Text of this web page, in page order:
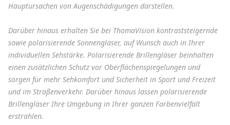
Hauptursachen von Augenschädigungen darstellen.
Darüber hinaus erhalten Sie bei ThomaVision kontraststeigernde
sowie polarisierende Sonnengläser, auf Wunsch auch in Ihrer
individuellen Sehstärke. Polarisierende Brillengläser beinhalten
einen zusätzlichen Schutz vor Oberflächenspiegelungen und
sorgen für mehr Sehkomfort und Sicherheit in Sport und Freizeit
und im Straßenverkehr. Darüber hinaus lassen polarisierende
Brillengläser Ihre Umgebung in Ihrer ganzen Farbenvielfalt
erstrahlen.